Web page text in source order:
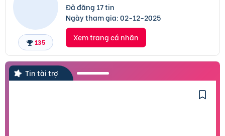
135
Đã đăng 17 tin
Ngày tham gia:02-12-2025
Xem trang cá nhân
Tin tài trợ